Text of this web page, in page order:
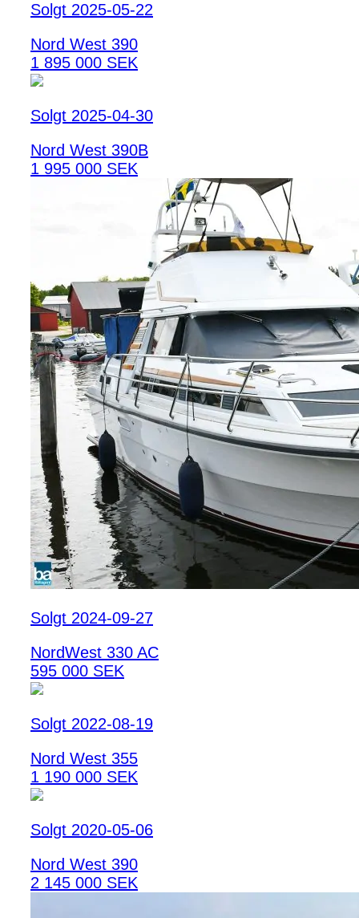
Solgt 2025-05-22
Nord West 390
1 895 000 SEK
Solgt 2025-04-30
Nord West 390B
1 995 000 SEK
Solgt 2024-09-27
NordWest 330 AC
595 000 SEK
Solgt 2022-08-19
Nord West 355
1 190 000 SEK
Solgt 2020-05-06
Nord West 390
2 145 000 SEK